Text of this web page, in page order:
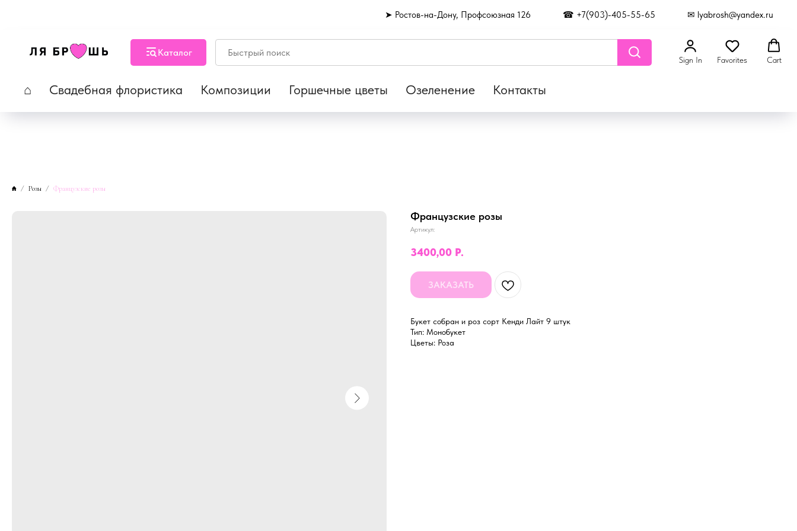
➤ Ростов-на-Дону, Профсоюзная 126 ☎ +7(903)-405-55-65 ✉ lyabrosh@yandex.ru
Каталог
Sign In Favorites Cart
⌂ Свадебная флористика Композиции Горшечные цветы Озеленение Контакты
Розы Французские розы
Французские розы
Артикул:
3400,00 Р.
ЗАКАЗАТЬ
Букет собран и роз сорт Кенди Лайт 9 штук
Тип: Монобукет
Цветы: Роза